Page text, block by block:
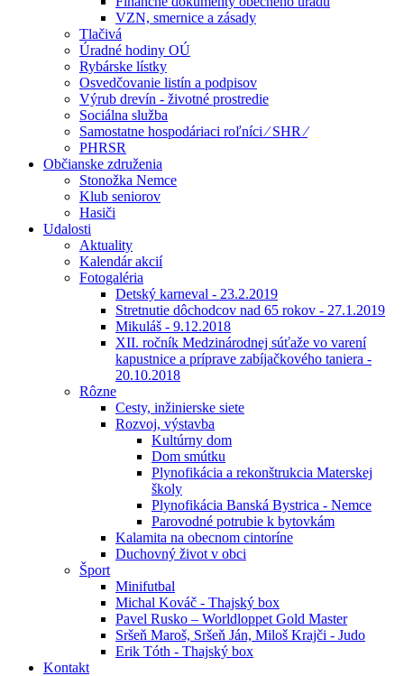
VZN, smernice a zásady
Tlačivá
Úradné hodiny OÚ
Rybárske lístky
Osvedčovanie listín a podpisov
Výrub drevín - životné prostredie
Sociálna služba
Samostatne hospodáriaci roľníci ⁄ SHR ⁄
PHRSR
Občianske združenia
Stonožka Nemce
Klub seniorov
Hasiči
Udalosti
Aktuality
Kalendár akcií
Fotogaléria
Detský karneval - 23.2.2019
Stretnutie dôchodcov nad 65 rokov - 27.1.2019
Mikuláš - 9.12.2018
XII. ročník Medzinárodnej súťaže vo varení
kapustnice a príprave zabíjačkového taniera -
20.10.2018
Rôzne
Cesty, inžinierske siete
Rozvoj, výstavba
Kultúrny dom
Dom smútku
Plynofikácia a rekonštrukcia Materskej
školy
Plynofikácia Banská Bystrica - Nemce
Parovodné potrubie k bytovkám
Kalamita na obecnom cintoríne
Duchovný život v obci
Šport
Minifutbal
Michal Kováč - Thajský box
Pavel Rusko – Worldloppet Gold Master
Sršeň Maroš, Sršeň Ján, Miloš Krajči - Judo
Erik Tóth - Thajský box
Kontakt